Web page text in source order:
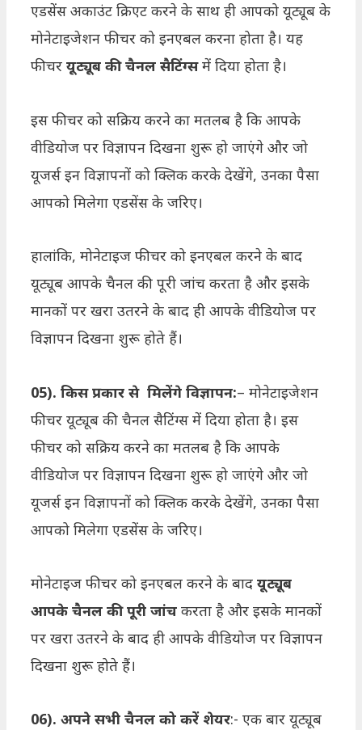
एडसेंस अकाउंट क्रिएट करने के साथ ही आपको यूट्यूब के
मोनेटाइजेशन फीचर को इनएबल करना होता है। यह
फीचर यूट्यूब की चैनल सैटिंग्समें दिया होता है।
इस फीचर को सक्रिय करने का मतलब है कि आपके
वीडियोज पर विज्ञापन दिखना शुरू हो जाएंगे और जो
यूजर्स इन विज्ञापनों को क्लिक करके देखेंगे, उनका पैसा
आपको मिलेगा एडसेंस के जरिए।
हालांकि, मोनेटाइज फीचर को इनएबल करने के बाद
यूट्यूब आपके चैनल की पूरी जांच करता है और इसके
मानकों पर खरा उतरने के बाद ही आपके वीडियोज पर
विज्ञापन दिखना शुरू होते हैं।
05). किस प्रकार से मिलेंगे विज्ञापन:– मोनेटाइजेशन
फीचर यूट्यूब की चैनल सैटिंग्स में दिया होता है। इस
फीचर को सक्रिय करने का मतलब है कि आपके
वीडियोज पर विज्ञापन दिखना शुरू हो जाएंगे और जो
यूजर्स इन विज्ञापनों को क्लिक करके देखेंगे, उनका पैसा
आपको मिलेगा एडसेंस के जरिए।
मोनेटाइज फीचर को इनएबल करने के बाद यूट्यूब
आपके चैनल की पूरी जांच करता है और इसके मानकों
पर खरा उतरने के बाद ही आपके वीडियोज पर विज्ञापन
दिखना शुरू होते हैं।
06). अपने सभी चैनल को करें शेयर:- एक बार यूट्यूब